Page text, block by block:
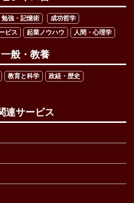
勉強・記憶術
成功哲学
ビス 起業ノウハウ 人間・心理学
一般・教養
教育と科学
政経・歴史
連サービス